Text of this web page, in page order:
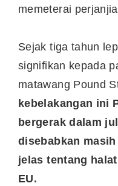
memeterai
Sejak tiga tahun
signifikan kepada
matawang Pound
kebelakangan ini
bergerak dalam
disebabkan
jelas tentang
EU.